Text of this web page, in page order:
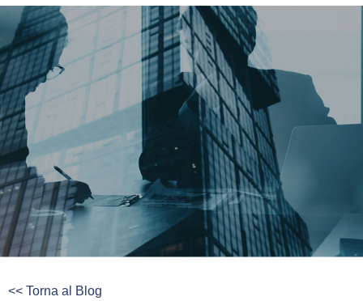
<< Torna al Blog